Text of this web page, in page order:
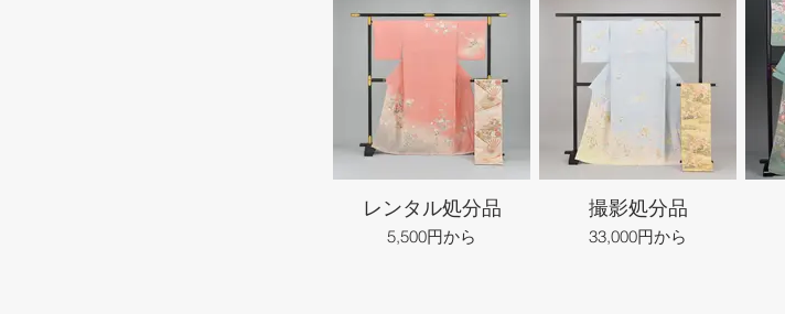
レンタル処分品
5,500円から
撮影処分品
33,000円から